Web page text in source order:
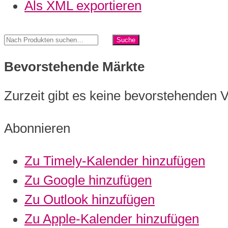
Als XML exportieren
Bevorstehende Märkte
Zurzeit gibt es keine bevorstehenden
Abonnieren
Zu Timely-Kalender hinzufügen
Zu Google hinzufügen
Zu Outlook hinzufügen
Zu Apple-Kalender hinzufügen